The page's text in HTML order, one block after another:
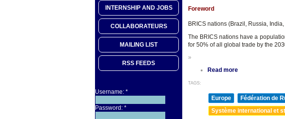
INTERNSHIP AND JOBS
COLLABORATEURS
MAILING LIST
RSS FEEDS
Username: *
Password: *
Foreword
BRICS nations (Brazil, Russia,
The BRICS nations have a
for 50% of all global trade by the
»
Read more
TAGS:
Europe Fédération de
Système international et